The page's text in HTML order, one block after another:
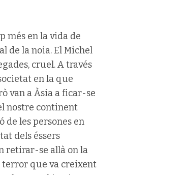
més en la vida de
de la noia. El Michel
cruel. A través
en la que
van a Àsia a ficar-se
nostre continent
de les persones en
dels éssers
retirar-se allà on la
que va creixent